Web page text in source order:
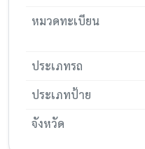
หมวดทะเบียน
ประเภทรถ
ประเภทป้าย
จังหวัด